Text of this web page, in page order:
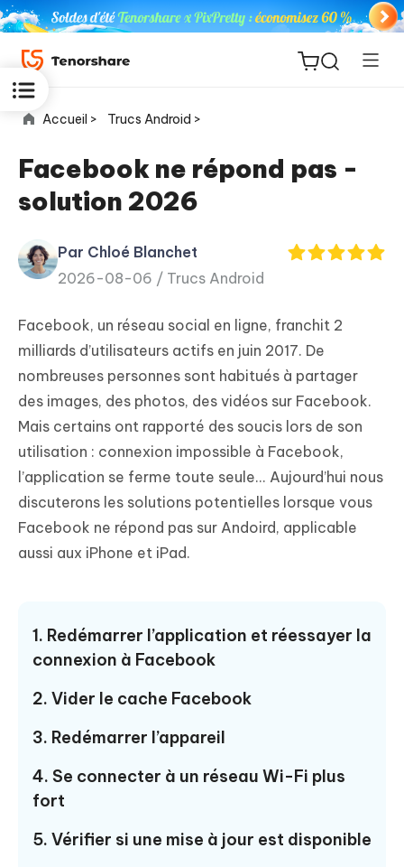
for iOS
PDNob
Editor
iAnyGo
Accueil > Trucs Android >
Facebook ne répond pas -
solution 2026
Par Chloé Blanchet
2026-08-06 / Trucs Android
Facebook, un réseau social en ligne, franchit 2
milliards d’utilisateurs actifs en juin 2017. De
nombreuses personnes sont habitués à partager
des images, des photos, des vidéos sur Facebook.
Mais certains ont rapporté des soucis lors de son
utilisation : connexion impossible à Facebook,
l’application se ferme toute seule... Aujourd’hui nous
discuterons les solutions potentielles lorsque vous
Facebook ne répond pas sur Andoird, applicable
aussi aux iPhone et iPad.
1. Redémarrer l’application et réessayer la
connexion à Facebook
2. Vider le cache Facebook
3. Redémarrer l’appareil
4. Se connecter à un réseau Wi-Fi plus
fort
5. Vérifier si une mise à jour est disponible